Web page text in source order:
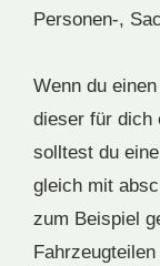
Personen-,
Wenn du
dieser für dich
solltest du
gleich mit
zum Beispiel
Fahrzeugteilen